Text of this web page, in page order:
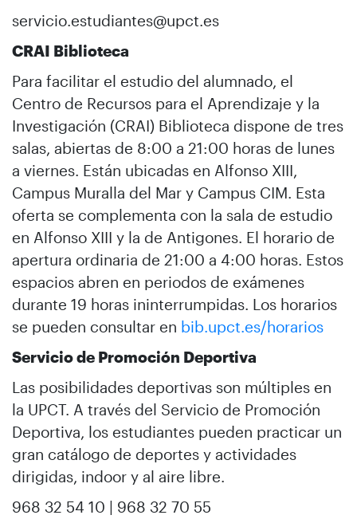
servicio.estudiantes@upct.es
CRAI Biblioteca
Para facilitar el estudio del alumnado, el
Centro de Recursos para el Aprendizaje y la
Investigación (CRAI) Biblioteca dispone de tres
salas, abiertas de 8:00 a 21:00 horas de lunes
a viernes. Están ubicadas en Alfonso XIII,
Campus Muralla del Mar y Campus CIM. Esta
oferta se complementa con la sala de estudio
en Alfonso XIII y la de Antigones. El horario de
apertura ordinaria de 21:00 a 4:00 horas. Estos
espacios abren en periodos de exámenes
durante 19 horas ininterrumpidas. Los horarios
se pueden consultar en bib.upct.es/horarios
Servicio de Promoción Deportiva
Las posibilidades deportivas son múltiples en
la UPCT. A través del Servicio de Promoción
Deportiva, los estudiantes pueden practicar un
gran catálogo de deportes y actividades
dirigidas, indoor y al aire libre.
968 32 54 10 | 968 32 70 55